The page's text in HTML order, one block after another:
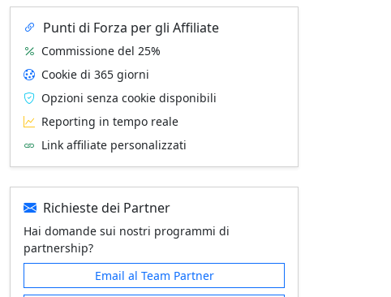
Punti di Forza per gli Affiliate
Commissione del 25%
Cookie di 365 giorni
Opzioni senza cookie disponibili
Reporting in tempo reale
Link affiliate personalizzati
Richieste dei Partner
Hai domande sui nostri programmi di
partnership?
Email al Team Partner